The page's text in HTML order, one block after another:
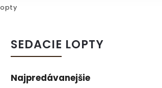
SEDACIE LOPTY
Najpredávanejšie